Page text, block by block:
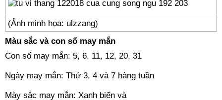
(Ảnh minh họa: ulzzang)
Màu sắc và con số may mắn
Con số may mắn: 5, 6, 11, 12, 20, 31
Ngày may mắn: Thứ 3, 4 và 7 hàng tuần
Mày sắc may mắn: Xanh biển và